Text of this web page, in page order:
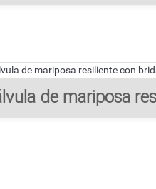
tope
de mariposa